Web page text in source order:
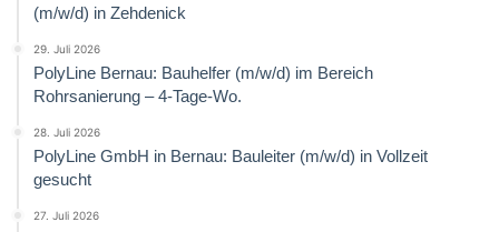
(m/w/d) in Zehdenick
29. Juli 2026
PolyLine Bernau: Bauhelfer (m/w/d) im Bereich
Rohrsanierung – 4-Tage-Wo.
28. Juli 2026
PolyLine GmbH in Bernau: Bauleiter (m/w/d) in Vollzeit
gesucht
27. Juli 2026